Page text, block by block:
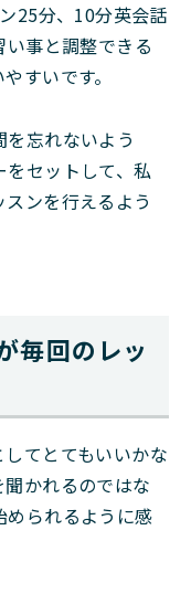
25分、10分英会話
事と調整できる
すいです。
忘れないよう
セットして、私
ンを行えるよう
毎回のレッ
てとてもいいかな
かれるのではな
められるように感